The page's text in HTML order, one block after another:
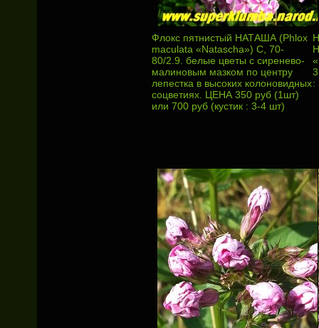
Флокс пятнистый НАТАША (Phlox
maculata «Natascha») С, 70-
80/2.9. белые цветы с сиренево-
малиновым мазком по центру
лепестка в высоких колоновидных
соцветиях. ЦЕНА 350 руб (1шт)
или 700 руб (кустик : 3-4 шт)
: